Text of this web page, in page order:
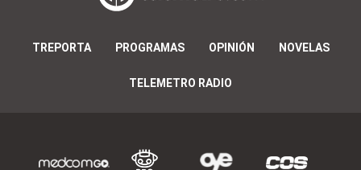
TREPORTA PROGRAMAS OPINIÓN NOVELAS
TELEMETRO RADIO